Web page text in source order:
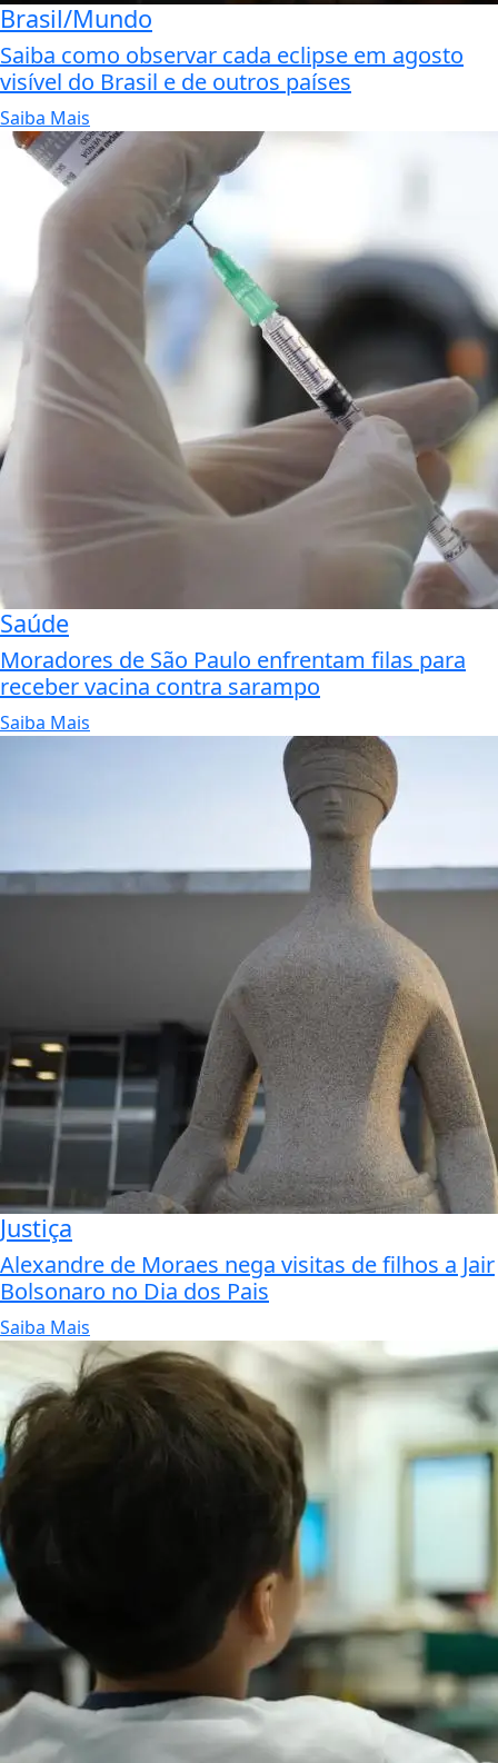
Brasil/Mundo
Saiba como observar cada eclipse em agosto
visível do Brasil e de outros países
Saiba Mais
Saúde
Moradores de São Paulo enfrentam filas para
receber vacina contra sarampo
Saiba Mais
Justiça
Alexandre de Moraes nega visitas de filhos a Jair
Bolsonaro no Dia dos Pais
Saiba Mais